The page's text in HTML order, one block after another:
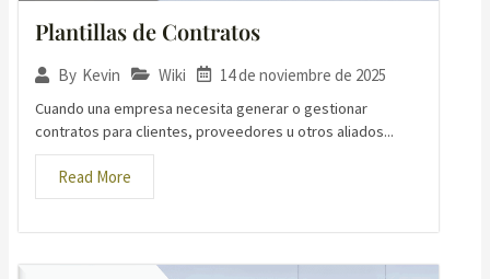
Plantillas de Contratos
By Kevin Wiki 14 de noviembre de 2025
Cuando una empresa necesita generar o gestionar
contratos para clientes, proveedores u otros aliados...
Read More